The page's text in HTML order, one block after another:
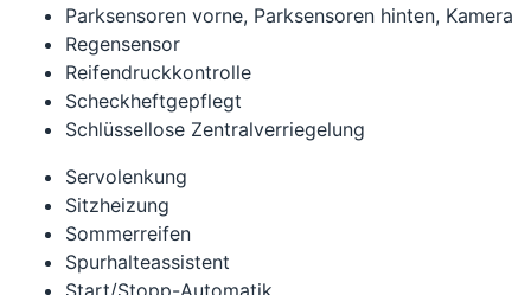
Parksensoren vorne, Parksensoren hinten, Kamera
Regensensor
Reifendruckkontrolle
Scheckheftgepflegt
Schlüssellose Zentralverriegelung
Servolenkung
Sitzheizung
Sommerreifen
Spurhalteassistent
Start/Stopp-Automatik